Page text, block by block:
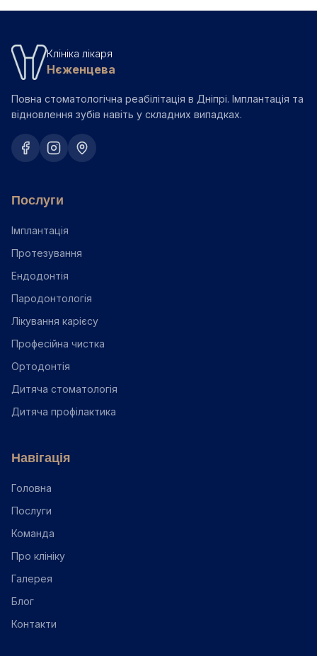
Клініка лікаря
Нєженцева
Повна стоматологічна реабілітація в Дніпрі. Імплантація та
відновлення зубів навіть у складних випадках.
Послуги
Імплантація
Протезування
Ендодонтія
Пародонтологія
Лікування карієсу
Професійна чистка
Ортодонтія
Дитяча стоматологія
Дитяча профілактика
Навігація
Головна
Послуги
Команда
Про клініку
Галерея
Блог
Контакти